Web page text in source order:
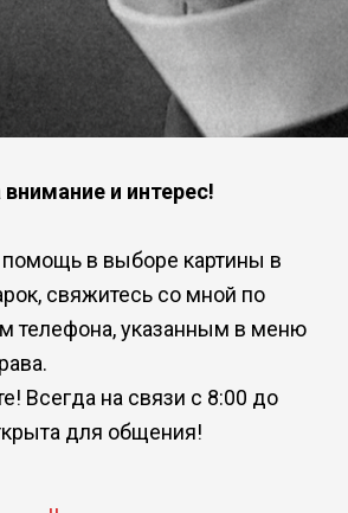
и интерес!
в выборе картины в
свяжитесь со мной по
телефона, указанным в меню
Всегда на связи с 8:00 до
для общения!